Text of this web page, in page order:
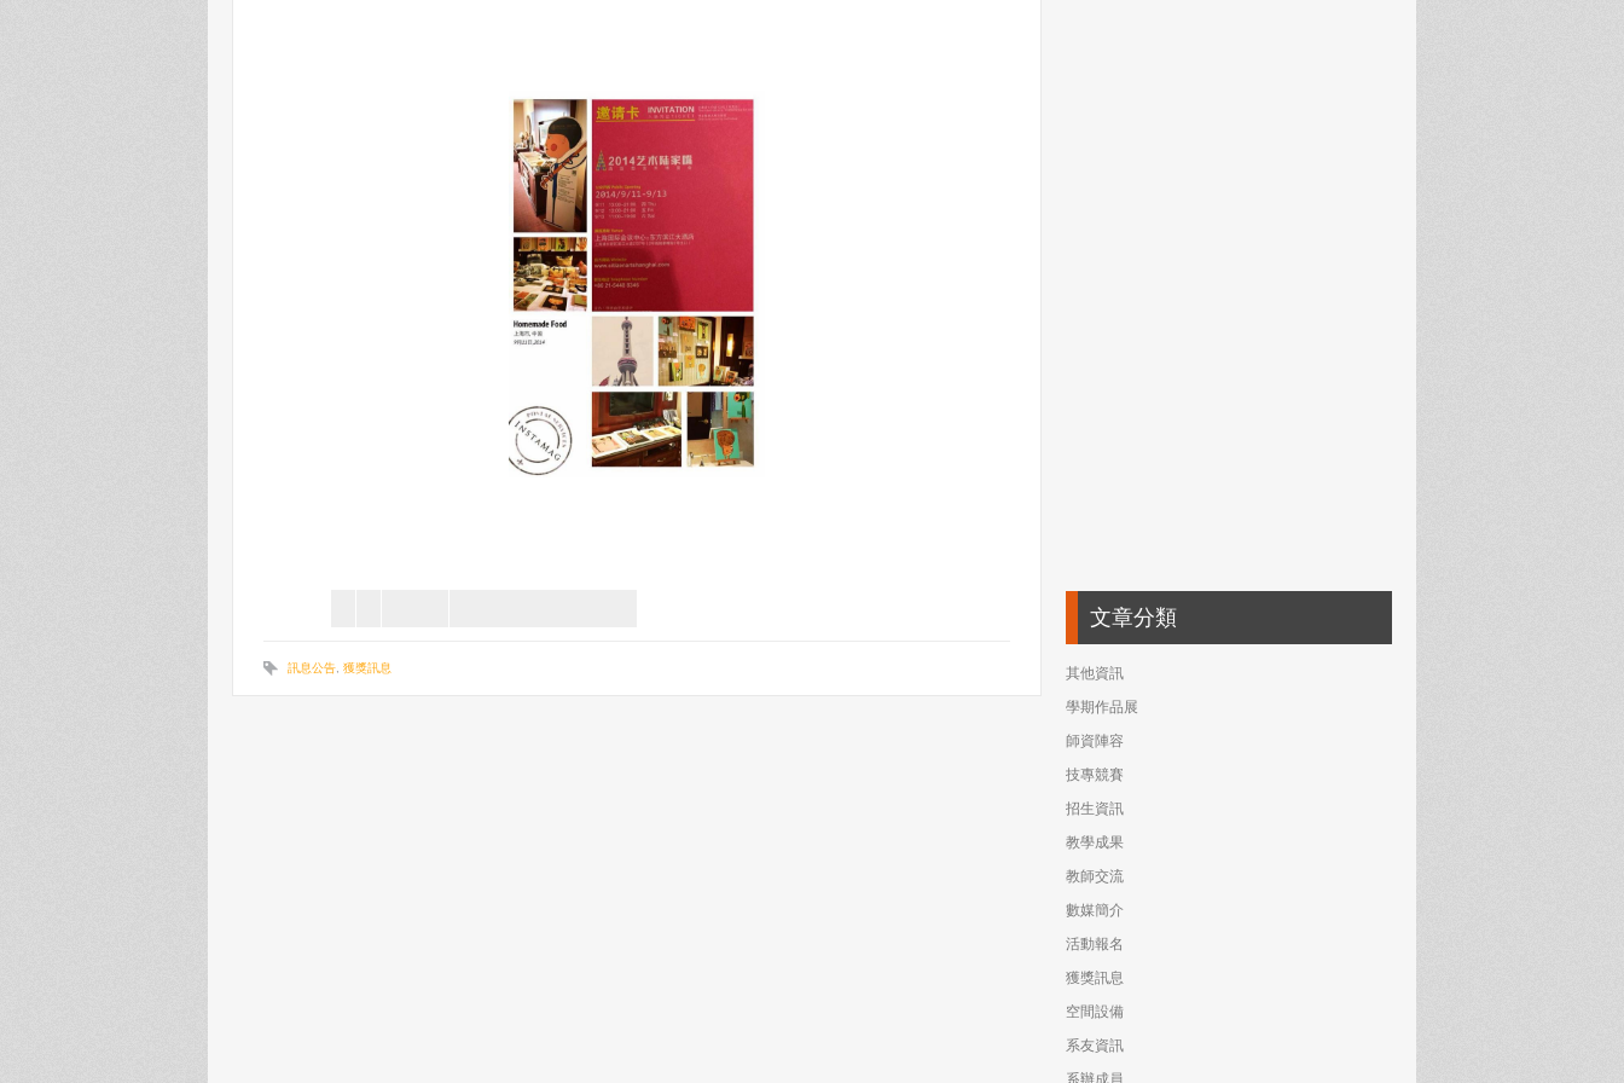
訊息公告 獲獎訊息
文章分類
其他資訊
學期作品展
師資陣容
技專競賽
招生資訊
教學成果
教師交流
數媒簡介
活動報名
獲獎訊息
空間設備
系友資訊
系辦成員